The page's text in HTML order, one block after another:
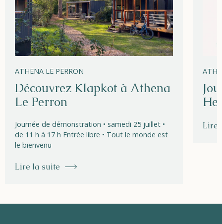
ATHENA LE PERRON
Découvrez Klapkot à Athena
Le Perron
Journée de démonstration • samedi 25 juillet •
de 11 h à 17 h Entrée libre • Tout le monde est
le bienvenu
Lire la suite
Lire